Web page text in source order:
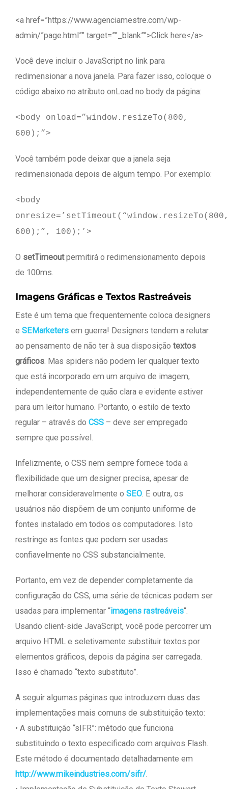
<a href=”https://www.agenciamestre.com/wp-
admin/”page.html”” target=””_blank””>Click here</a>
Você deve incluir o JavaScript no link para
redimensionar a nova janela. Para fazer isso, coloque o
código abaixo no atributo onLoad no body da página:
<body onload=”window.resizeTo( 800,
600 ) ;”>
Você também pode deixar que a janela seja
redimensionada depois de algum tempo. Por exemplo:
<body
onresize=’setTimeout ( “window.resizeTo( 800
600 ) ;”, 100 ) ;’>
O setTimeoutpermitirá o redimensionamento depois
de 100ms.
Imagens Gráficas e Textos Rastreáveis
Este é um tema que frequentemente coloca designers
e SEMarketers em guerra! Designers tendem a relutar
ao pensamento de não ter à sua disposição textos
gráficos. Mas spiders não podem ler qualquer texto
que está incorporado em um arquivo de imagem,
independentemente de quão clara e evidente estiver
para um leitor humano. Portanto, o estilo de texto
regular – através do CSS – deve ser empregado
sempre que possível.
Infelizmente, o CSS nem sempre fornece toda a
flexibilidade que um designer precisa, apesar de
melhorar consideravelmente o SEO. E outra, os
usuários não dispõem de um conjunto uniforme de
fontes instalado em todos os computadores. Isto
restringe as fontes que podem ser usadas
confiavelmente no CSS substancialmente.
Portanto, em vez de depender completamente da
configuração do CSS, uma série de técnicas podem ser
usadas para implementar “imagens rastreáveis“.
Usando client-side JavaScript, você pode percorrer um
arquivo HTML e seletivamente substituir textos por
elementos gráficos, depois da página ser carregada.
Isso é chamado “texto substituto”.
A seguir algumas páginas que introduzem duas das
implementações mais comuns de substituição texto:
• A substituição “sIFR”: método que funciona
substituindo o texto especificado com arquivos Flash.
Este método é documentado detalhadamente em
http://www.mikeindustries.com/sifr/.